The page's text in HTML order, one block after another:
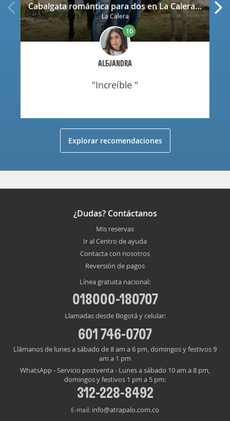
Cabalgata romántica para dos en La Calera con decoración
La Calera
ALEJANDRA
10
"increíble "
Explorar recomendaciones
¿Dudas? Contáctanos
Mis reservas
Ir al Centro de ayuda
Contacta con nosotros
Reversión de pagos
Línea gratuita nacional:
018000-180707
Llamadas desde Bogotá y celular:
601 746-0707
Llámanos de lunes a sábado de 8 am a 6 pm, domingos y festivos 9
am a 1 pm
WhatsApp - Servicio postventa - Lunes a sábado 10 am a 8 pm,
domingos y festivos 1 pm a 5 pm:
312-228-8492
E-mail: info@atrapalo.com.co